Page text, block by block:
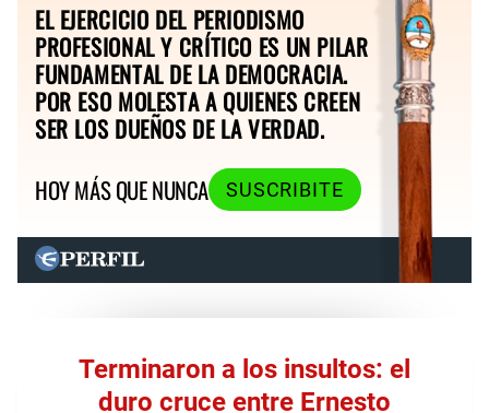
EL EJERCICIO DEL PERIODISMO
PROFESIONAL Y CRÍTICO ES UN PILAR
FUNDAMENTAL DE LA DEMOCRACIA.
POR ESO MOLESTA A QUIENES CREEN
SER LOS DUEÑOS DE LA VERDAD.
HOY MÁS QUE NUNCA
SUSCRIBITE
Terminaron a los insultos: el
duro cruce entre Ernesto